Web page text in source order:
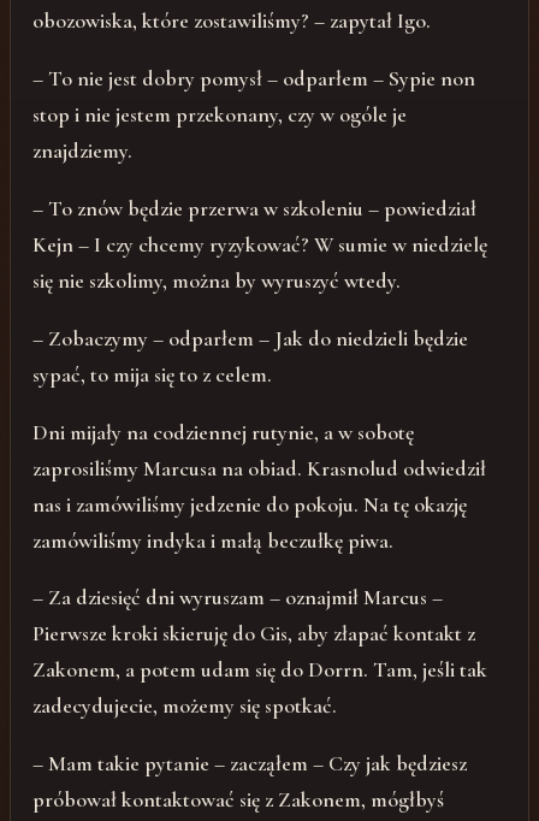
obozowiska, które zostawiliśmy? – zapytał Igo.
– To nie jest dobry pomysł – odparłem – Sypie non
stop i nie jestem przekonany, czy w ogóle je
znajdziemy.
– To znów będzie przerwa w szkoleniu – powiedział
Kejn – I czy chcemy ryzykować? W sumie w niedzielę
się nie szkolimy, można by wyruszyć wtedy.
– Zobaczymy – odparłem – Jak do niedzieli będzie
sypać, to mija się to z celem.
Dni mijały na codziennej rutynie, a w sobotę
zaprosiliśmy Marcusa na obiad. Krasnolud odwiedził
nas i zamówiliśmy jedzenie do pokoju. Na tę okazję
zamówiliśmy indyka i małą beczułkę piwa.
– Za dziesięć dni wyruszam – oznajmił Marcus –
Pierwsze kroki skieruję do Gis, aby złapać kontakt z
Zakonem, a potem udam się do Dorrn. Tam, jeśli tak
zadecydujecie, możemy się spotkać.
– Mam takie pytanie – zacząłem – Czy jak będziesz
próbował kontaktować się z Zakonem, mógłbyś